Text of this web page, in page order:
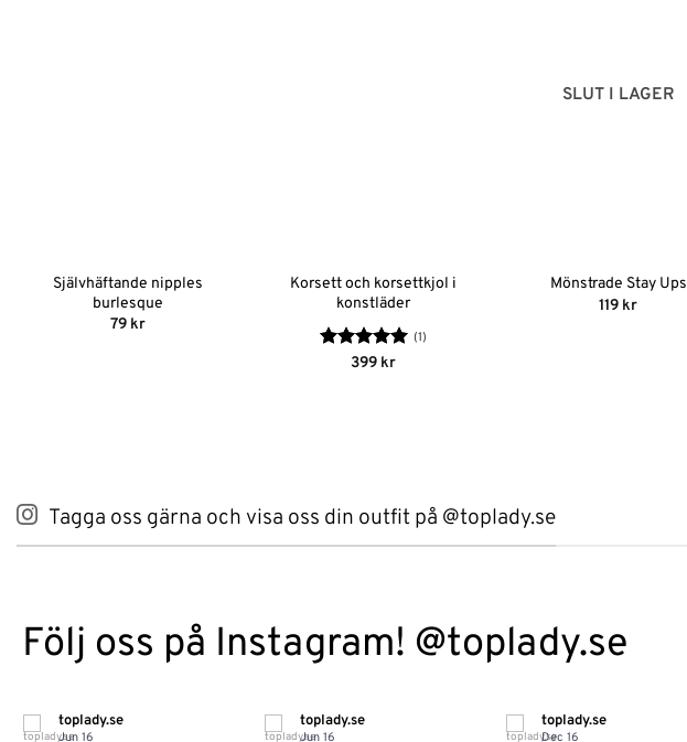
Självhäftande nipples
burlesque
79 kr
Korsett och korsettkjol i
konstläder
Betygsatt5
(1)
399 kr
SLUT I LAGER
Mönstrade Stay Ups
119 kr
Tagga oss gärna och visa oss din outfit på @toplady.se
Följ oss på Instagram! @toplady.se
toplady.se
Jun 16
toplady.se
Jun 16
toplady.se
Dec 16